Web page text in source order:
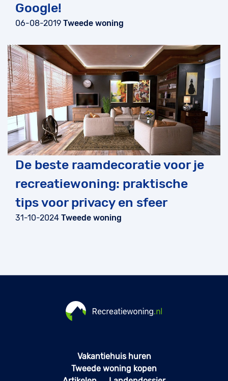
Google!
06-08-2019 Tweede woning
De beste raamdecoratie voor je
recreatiewoning: praktische
tips voor privacy en sfeer
31-10-2024 Tweede woning
Vakantiehuis huren
Tweede woning kopen